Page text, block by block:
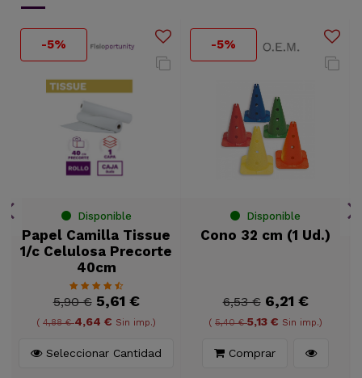
-5%
Disponible
Papel Camilla Tissue
1/c Celulosa Precorte
40cm
5,90 € 5,61 €
(4,88 €4,64 € Sin imp.)
Seleccionar Cantidad
-5%
Disponible
Cono 32 cm (1 Ud.)
6,53 € 6,21 €
(5,40 €5,13 € Sin imp.)
Comprar